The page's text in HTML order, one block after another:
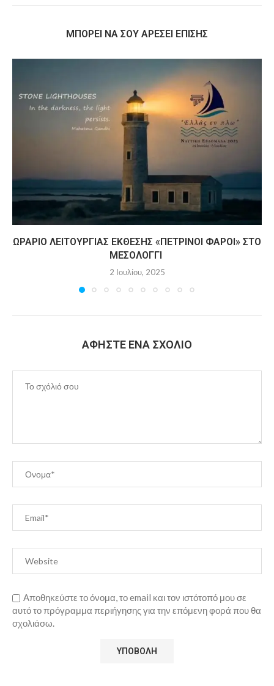
MΠΟΡΕΊ ΝΑ ΣΟΥ ΑΡΈΣΕΙ ΕΠΊΣΗΣ
ΩΡΆΡΙΟ ΛΕΙΤΟΥΡΓΊΑΣ ΈΚΘΕΣΗΣ «ΠΈΤΡΙΝΟΙ ΦΆΡΟΙ» ΣΤΟ
ΜΕΣΟΛΌΓΓΙ
2 Ιουλίου, 2025
ΑΦΉΣΤΕ ΈΝΑ ΣΧΌΛΙΟ
Αποθηκεύστε το όνομα, το email και τον ιστότοπό μου σε
αυτό το πρόγραμμα περιήγησης για την επόμενη φορά που θα
σχολιάσω.